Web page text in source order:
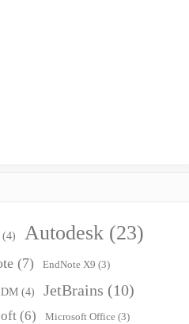
(4) Autodesk (23)
(7) EndNote X9 (3)
(4) JetBrains (10)
(6) Microsoft Office (3)